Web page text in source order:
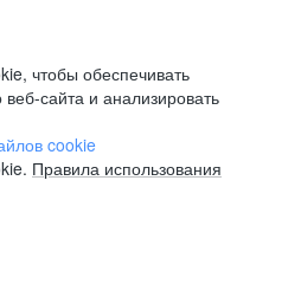
чтобы обеспечивать
сайта и анализировать
cookie
Правила использования